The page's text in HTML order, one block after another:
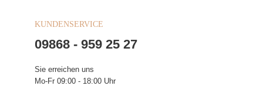
KUNDENSERVICE
09868 - 959 25 27
Sie erreichen uns
Mo-Fr 09:00 - 18:00 Uhr